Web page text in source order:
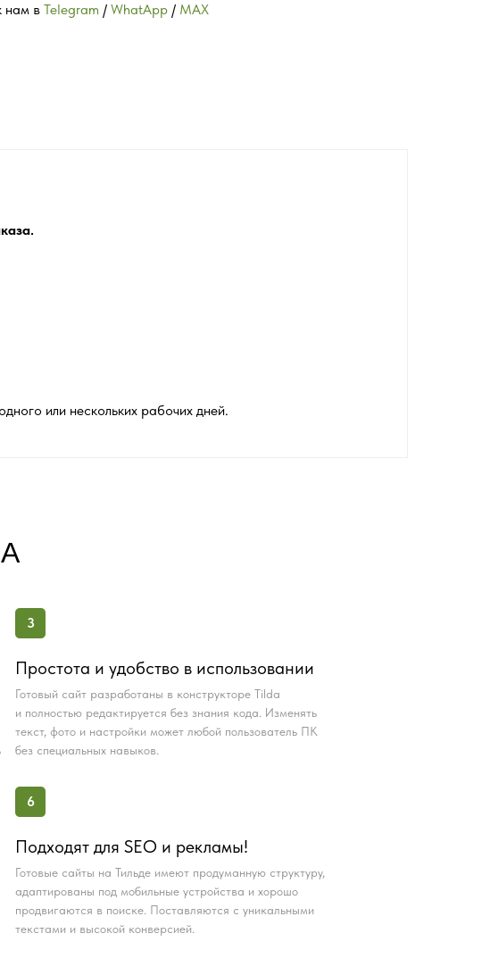
нам в Telegram / WhatApp / MAX
или нескольких рабочих дней.
3
Простота и удобство в использовании
Готовый сайт разработаны в конструкторе Tilda
и полностью редактируется без знания кода. Изменять
текст, фото и настройки может любой пользователь ПК
без специальных навыков.
6
Подходят для SEO и рекламы!
Готовые сайты на Тильде имеют продуманную структуру,
адаптированы под мобильные устройства и хорошо
продвигаются в поиске. Поставляются с уникальными
текстами и высокой конверсией.